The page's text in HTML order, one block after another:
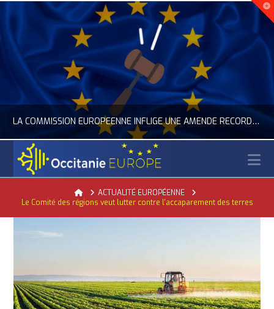
LA COMMISSION EUROPÉENNE INFLIGE UNE AMENDE RECORD À GOOGLE
ACTUALITÉ DE L'UNION EUROPÉENNE, ACTUALITÉ DE LA REPRÉSENTATION D’OCCITANIE EUROPE, NUMÉRIQUE- DIGITAL
HomeACTUALITÉ EUROPÉENNE
Le Comité des régions veut lutter contre l'accaparement des terres